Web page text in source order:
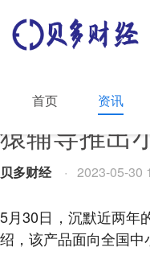
首页 资讯
猿辅导推出
贝多财经· 2023-05-30
5月30日，沉默近两
绍，该产品面向全国